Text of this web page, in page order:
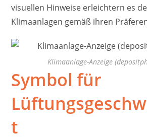
visuellen Hinweise erleichtern es
Klimaanlagen gemäß ihren
Klimaanlage-Anzeige
Symbol für
t